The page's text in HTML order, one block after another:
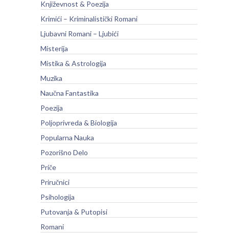
Književnost & Poezija
Krimići – Kriminalistički Romani
Ljubavni Romani – Ljubići
Misterija
Mistika & Astrologija
Muzika
Naučna Fantastika
Poezija
Poljoprivreda & Biologija
Popularna Nauka
Pozorišno Delo
Priče
Priručnici
Psihologija
Putovanja & Putopisi
Romani